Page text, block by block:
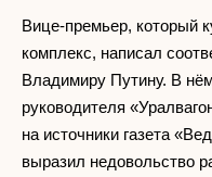
Вице-премьер, который
комплекс, написал
Владимиру Путину. В
руководителя
на источники газета
выразил недовольство